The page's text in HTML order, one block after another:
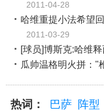
2011-04-28
哈维重提小法希望
2011-03-29
[球员]博斯克:哈维
瓜帅温格明火拼："
热词： 巴萨 阵型